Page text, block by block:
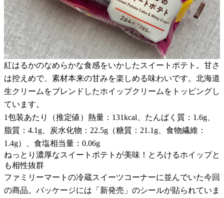
紅はるかのなめらかな食感をいかしたスイートポテト。甘さ
は控えめで、素材本来の甘みを楽しめる味わいです。北海道
生クリームをブレンドしたホイップクリームをトッピングし
ています。
1包装あたり（推定値）熱量：131kcal、たんぱく質：1.6g、
脂質：4.1g、炭水化物：22.5g（糖質：21.1g、食物繊維：
1.4g）、食塩相当量：0.06g
ねっとり濃厚なスイートポテトが美味！とろけるホイップと
も相性抜群
ファミリーマートの冷蔵スイーツコーナーに並んでいた今回
の商品。パッケージには「新発売」のシールが貼られていま